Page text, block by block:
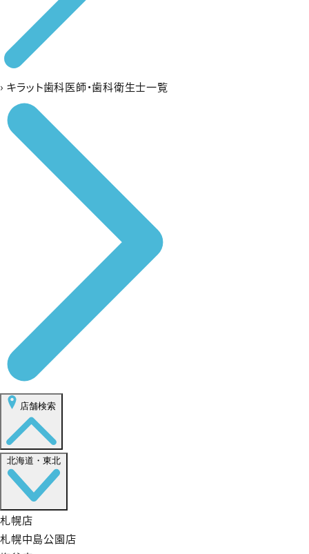
› キラット歯科医師・歯科衛生士一覧
店舗検索
北海道・東北
札幌店
札幌中島公園店